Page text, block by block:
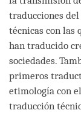
traducciones
técnicas con las
han traducido
sociedades.
primeros
etimología con
traducción